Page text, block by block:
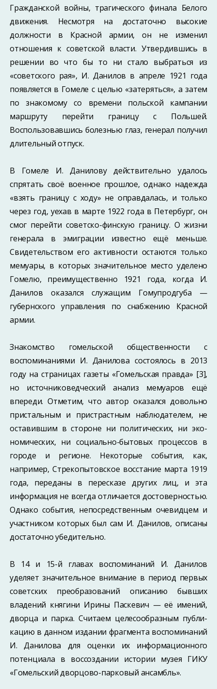
Гражданской войны, трагиче­ского финала Белого
движения. Несмотря на достаточно высокие
должности в Крас­ной армии, он не изменил
отношения к советской власти. Утвердившись в
решении во что бы то ни стало выбраться из
«советского рая», И. Данилов в апреле 1921 года
появляется в Гомеле с целью «затеряться», а затем
по знакомому со времени поль­ской кампании
маршруту перейти границу с Польшей.
Воспользовавшись болезнью глаз, генерал получил
длительный отпуск.
В Гомеле И. Данилову действительно удалось
спрятать своё военное прошлое, однако надежда
«взять границу с ходу» не оправдалась, и только
через год, уехав в марте 1922 года в Петербург, он
смог перейти советско-финскую границу. О жизни
генерала в эмиграции известно ещё меньше.
Свидетельством его активности оста­ются только
мемуары, в которых значительное место уделено
Гомелю, преимущественно 1921 года, когда И.
Данилов оказался служащим Гомупродгуба —
губернского управления по снабжению Красной
армии.
Знакомство гомельской общественности с
воспоминаниями И. Данилова состоя­лось в 2013
году на страницах газеты «Гомельская правда» [3],
но источниковедческий анализ мемуаров ещё
впереди. Отметим, что автор оказался довольно
пристальным и пристрастным наблюдателем, не
оставившим в стороне ни политических, ни эко­
номических, ни социально-бытовых процессов в
городе и регионе. Некоторые со­бытия, как,
например, Стрекопытовское восстание марта 1919
года, переданы в пере­сказе других лиц, и эта
информация не всегда отличается достоверностью.
Однако события, непосредственным очевидцем и
участником которых был сам И. Данилов, описаны
достаточно убедительно.
В 14 и 15-й главах воспоминаний И. Данилов
уделяет значительное внимание в период первых
советских преобразований описанию бывших
владений княгини Ирины Паскевич — её имений,
дворца и парка. Считаем целесообразным публи­
кацию в данном издании фрагмента воспоминаний
И. Данилова для оценки их информационного
потенциала в воссоздании истории музея ГИКУ
«Гомельский дворцово-парковый ансамбль».